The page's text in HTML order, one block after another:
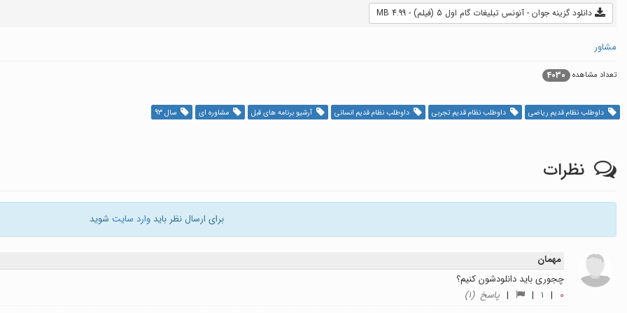
دانلود گزینه جوان - آنونس تبلیغات گام اول 5 (فیلم) - 4.99 MB
مشاور
تعداد مشاهده 4030
داوطلب نظام قدیم ریاضی داوطلب نظام قدیم تجربی داوطلب نظام قدیم انسانی آرشیو برنامه های قبل مشاوره ای سال 93
نظرات
برای ارسال نظر باید وارد سایت شوید
مهمان
چجوری باید دانلودشون کنیم؟
0
|
1
|
| پاسخ (1)